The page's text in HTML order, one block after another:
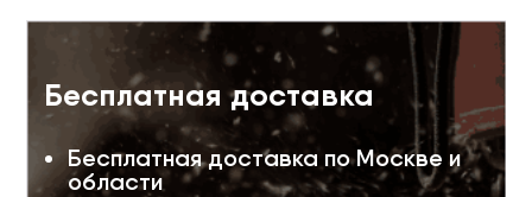
Бесплатная доставка
Бесплатная доставка по Москве и
области